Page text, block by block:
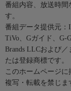
番組内容、放送時間
す。
番組データ提供元：
TiVo、Gガイド、G-
Brands LLCおよび
たは登録商標です。
このホームページ
複写・転載を禁じま